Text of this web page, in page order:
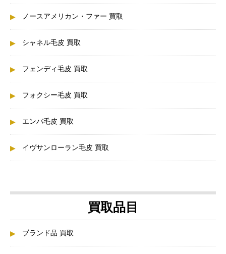
ノースアメリカン・ファー 買取
シャネル毛皮 買取
フェンディ毛皮 買取
フォクシー毛皮 買取
エンバ毛皮 買取
イヴサンローラン毛皮 買取
買取品目
ブランド品 買取